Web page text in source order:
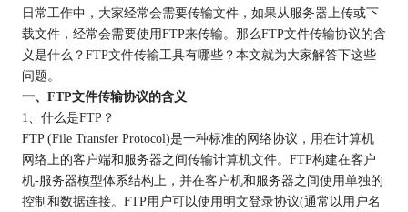
日常工作中，大家经常会需要传输文件，如果从服务器上传或下
载文件，经常会需要使用FTP来传输。那么FTP文件传输协议的含
义是什么？FTP文件传输工具有哪些？本文就为大家解答下这些
问题。
一、FTP文件传输协议的含义
1、什么是FTP？
FTP (File Transfer Protocol)是一种标准的网络协议，用在计算机
网络上的客户端和服务器之间传输计算机文件。FTP构建在客户
机-服务器模型体系结构上，并在客户机和服务器之间使用单独的
控制和数据连接。FTP用户可以使用明文登录协议(通常以用户名